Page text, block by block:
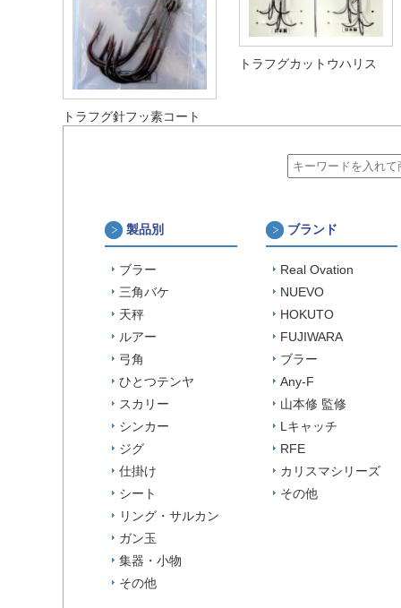
トラフグ針フッ素コート
トラフグカットウハリス
製品別
ブラー
三角バケ
天秤
ルアー
弓角
ひとつテンヤ
スカリー
シンカー
ジグ
仕掛け
シート
リング・サルカン
ガン玉
集器・小物
その他
ブランド
Real Ovation
NUEVO
HOKUTO
FUJIWARA
ブラー
Any-F
山本修 監修
Lキャッチ
RFE
カリスマシリーズ
その他